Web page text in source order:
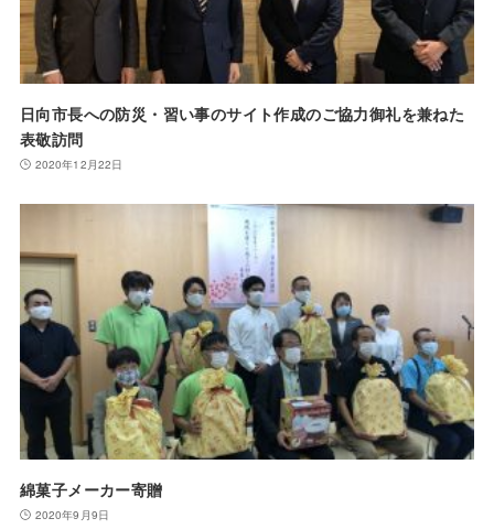
日向市長への防災・習い事のサイト作成のご協力御礼を兼ねた
表敬訪問
2020年12月22日
綿菓子メーカー寄贈
2020年9月9日